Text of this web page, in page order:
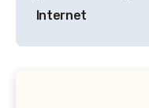
l’article
Internet